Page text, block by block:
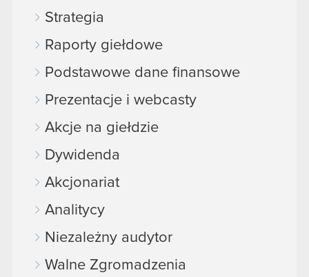
Strategia
Raporty giełdowe
Podstawowe dane finansowe
Prezentacje i webcasty
Akcje na giełdzie
Dywidenda
Akcjonariat
Analitycy
Niezależny audytor
Walne Zgromadzenia